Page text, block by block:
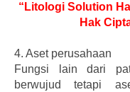
“Litologi Solution
Hak
4. Aset perusahaan
Fungsi lain dari
berwujud tetapi